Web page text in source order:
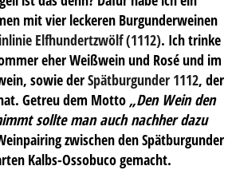
mit vier leckeren Burgunderweinen
Elfhundertzwölf (1112). Ich trinke
eher Weißwein und Rosé und im
sowie derSpätburgunder 1112, der
Getreu dem Motto „Den Wein den
sollte man auch nachher dazu
zwischen den Spätburgunder
Kalbs-Ossobuco gemacht.